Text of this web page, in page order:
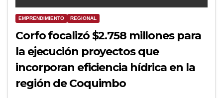
EMPRENDIMIENTO REGIONAL
Corfo focalizó $2.758 millones para
la ejecución proyectos que
incorporan eficiencia hídrica en la
región de Coquimbo